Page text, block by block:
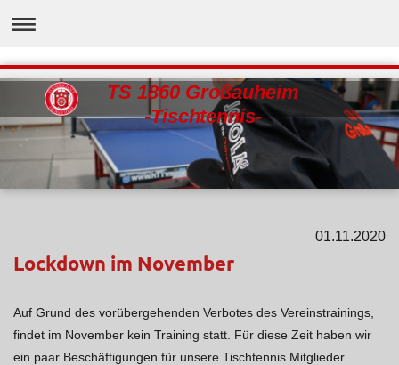
TS 1860 Großauheim
-Tischtennis-
01.11.2020
Lockdown im November
Auf Grund des vorübergehenden Verbotes des Vereinstrainings,
findet im November kein Training statt. Für diese Zeit haben wir
ein paar Beschäftigungen für unsere Tischtennis Mitglieder